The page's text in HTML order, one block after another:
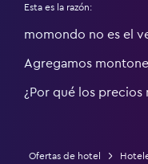
Esta es la razón:
momondo no es el
Agregamos
¿Por qué los precios
Ofertas de hotel